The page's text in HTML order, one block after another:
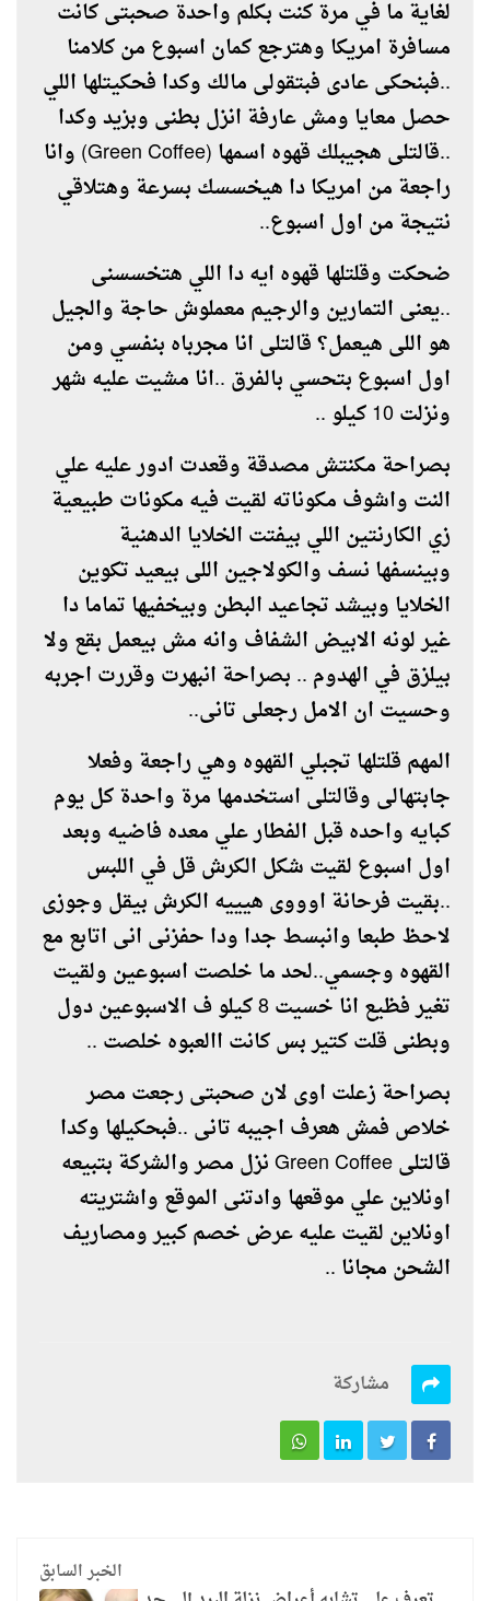
لغاية ما في مرة كنت بكلم واحدة صحبتى كانت
مسافرة امريكا وهترجع كمان اسبوع من كلامنا
..فبنحكى عادى فبتقولى مالك وكدا فحكيتلها اللي
حصل معايا ومش عارفة انزل بطنى وبزيد وكدا
..قالتلى هجيبلك قهوه اسمها (Green Coffee) وانا
راجعة من امريكا دا هيخسسك بسرعة وهتلاقي
نتيجة من اول اسبوع..
ضحكت وقلتلها قهوه ايه دا اللي هتخسسنى
..يعنى التمارين والرجيم معملوش حاجة والجيل
هو اللى هيعمل؟ قالتلى انا مجرباه بنفسي ومن
اول اسبوع بتحسي بالفرق ..انا مشيت عليه شهر
ونزلت 10 كيلو ..
بصراحة مكنتش مصدقة وقعدت ادور عليه علي
النت واشوف مكوناته لقيت فيه مكونات طبيعية
زي الكارنتين اللي بيفتت الخلايا الدهنية
وبينسفها نسف والكولاجين اللى بيعيد تكوين
الخلايا وبيشد تجاعيد البطن وبيخفيها تماما دا
غير لونه الابيض الشفاف وانه مش بيعمل بقع ولا
بيلزق في الهدوم .. بصراحة انبهرت وقررت اجربه
وحسيت ان الامل رجعلى تانى..
المهم قلتلها تجبلي القهوه وهي راجعة وفعلا
جابتهالى وقالتلى استخدمها مرة واحدة كل يوم
كبايه واحده قبل الفطار علي معده فاضيه وبعد
اول اسبوع لقيت شكل الكرش قل في اللبس
..بقيت فرحانة اوووى هيييه الكرش بيقل وجوزى
لاحظ طبعا وانبسط جدا ودا حفزنى انى اتابع مع
القهوه وجسمي..لحد ما خلصت اسبوعين ولقيت
تغير فظيع انا خسيت 8 كيلو ف الاسبوعين دول
وبطنى قلت كتير بس كانت االعبوه خلصت ..
بصراحة زعلت اوى لان صحبتى رجعت مصر
خلاص فمش هعرف اجيبه تانى ..فبحكيلها وكدا
قالتلى Green Coffee نزل مصر والشركة بتبيعه
اونلاين علي موقعها وادتنى الموقع واشتريته
اونلاين لقيت عليه عرض خصم كبير ومصاريف
الشحن مجانا ..
مشاركة
الخبر السابق